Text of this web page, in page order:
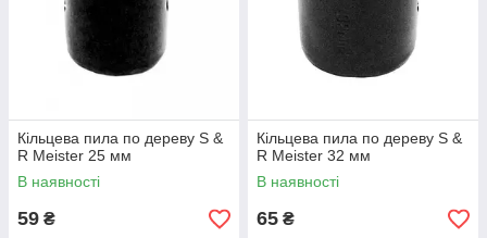
Кільцева пила по дереву S &
R Meister 25 мм
В наявності
59 ₴
Кільцева пила по дереву S &
R Meister 32 мм
В наявності
65 ₴